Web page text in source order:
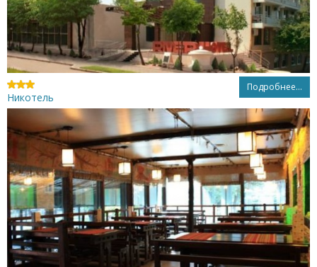
Подробнее...
Никотель